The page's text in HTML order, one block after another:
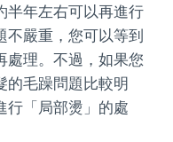
半年左右可以再進行
不嚴重，您可以等到
處理。不過，如果您
的毛躁問題比較明
行「局部燙」的處